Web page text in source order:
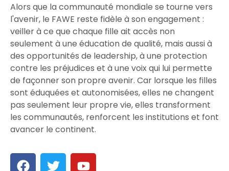
Alors que la communauté mondiale se tourne vers
l'avenir, le FAWE reste fidèle à son engagement :
veiller à ce que chaque fille ait accès non
seulement à une éducation de qualité, mais aussi à
des opportunités de leadership, à une protection
contre les préjudices et à une voix qui lui permette
de façonner son propre avenir. Car lorsque les filles
sont éduquées et autonomisées, elles ne changent
pas seulement leur propre vie, elles transforment
les communautés, renforcent les institutions et font
avancer le continent.